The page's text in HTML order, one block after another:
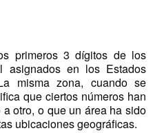
primeros 3 dígitos de los
asignados en los Estados
misma zona, cuando se
que ciertos números han
otro, o que un área ha sido
ubicaciones geográficas.